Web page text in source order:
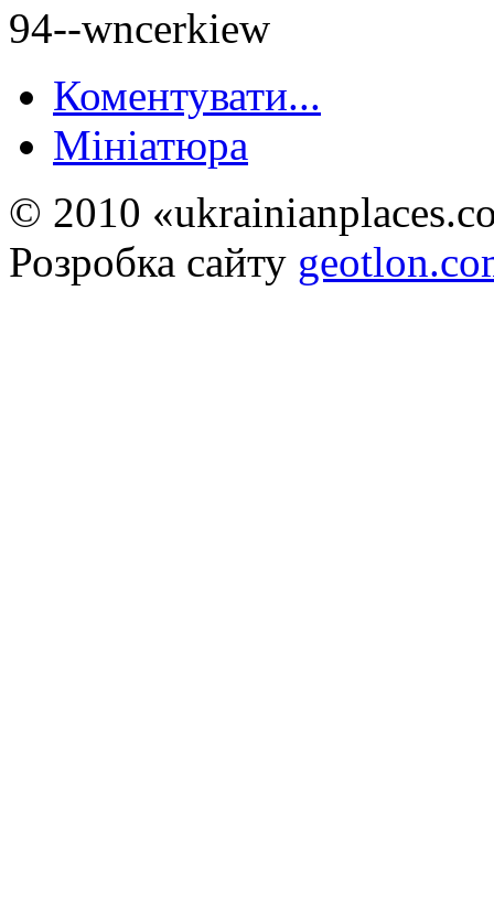
94--wncerkiew
Коментувати...
Мініатюра
© 2010
Розробка сайту